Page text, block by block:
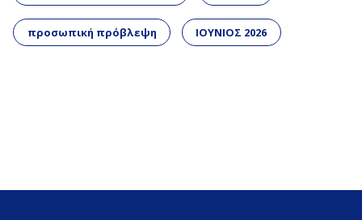
προσωπική πρόβλεψη ΙΟΥΝΙΟΣ 2026